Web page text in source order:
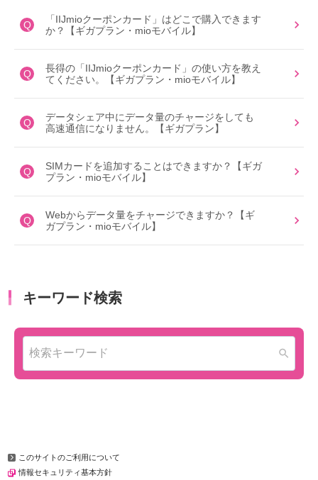
Q
「IIJmioクーポンカード」はどこで購入できます
か？【ギガプラン・mioモバイル】
Q
長得の「IIJmioクーポンカード」の使い方を教え
てください。【ギガプラン・mioモバイル】
Q
データシェア中にデータ量のチャージをしても
高速通信になりません。【ギガプラン】
Q
SIMカードを追加することはできますか？【ギガ
プラン・mioモバイル】
Q
Webからデータ量をチャージできますか？【ギ
ガプラン・mioモバイル】
このサイトのご利用について
情報セキュリティ基本方針